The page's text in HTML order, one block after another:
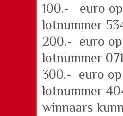
100.- euro op
lotnummer
200.- euro op
lotnummer 071
300.- euro op
lotnummer
winnaars